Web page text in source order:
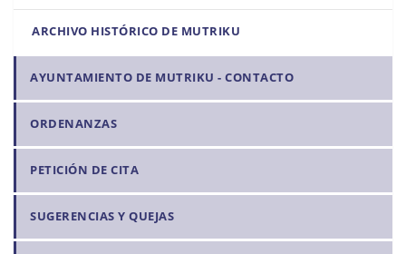
ARCHIVO HISTÓRICO DE MUTRIKU
AYUNTAMIENTO DE MUTRIKU - CONTACTO
ORDENANZAS
PETICIÓN DE CITA
SUGERENCIAS Y QUEJAS